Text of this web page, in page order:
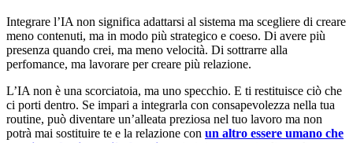
Integrare l’IA non significa adattarsi al sistema ma scegliere di creare
meno contenuti, ma in modo più strategico e coeso. Di avere più
presenza quando crei, ma meno velocità. Di sottrarre alla
perfomance, ma lavorare per creare più relazione.
L’IA non è una scorciatoia, ma uno specchio. E ti restituisce ciò che
ci porti dentro. Se impari a integrarla con consapevolezza nella tua
routine, può diventare un’alleata preziosa nel tuo lavoro ma non
potrà mai sostituire te e la relazione con un altro essere umano che